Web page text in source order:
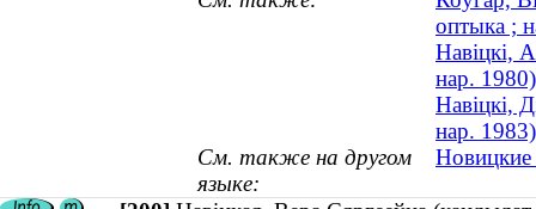
оптыка ;
Навіцкi,
нар. 1980)
Навіцкі,
нар. 1983)
См. также на другом
языке:
Новицкие